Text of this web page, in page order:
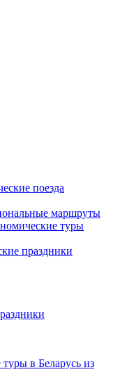
поезда
маршруты
туры
праздники
в Беларусь из